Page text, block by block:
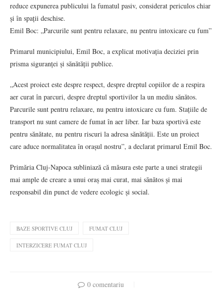
reduce expunerea publicului la fumatul pasiv, considerat periculos chiar
și în spații deschise.
Emil Boc: „Parcurile sunt pentru relaxare, nu pentru intoxicare cu fum”
Primarul municipiului, Emil Boc, a explicat motivația deciziei prin
prisma siguranței și sănătății publice.
„Acest proiect este despre respect, despre dreptul copiilor de a respira
aer curat în parcuri, despre dreptul sportivilor la un mediu sănătos.
Parcurile sunt pentru relaxare, nu pentru intoxicare cu fum. Stațiile de
transport nu sunt camere de fumat în aer liber. Iar baza sportivă este
pentru sănătate, nu pentru riscuri la adresa sănătății. Este un proiect
care aduce normalitatea în orașul nostru”, a declarat primarul Emil Boc.
Primăria Cluj-Napoca subliniază că măsura este parte a unei strategii
mai ample de creare a unui oraș mai curat, mai sănătos și mai
responsabil din punct de vedere ecologic și social.
BAZE SPORTIVE CLUJ FUMAT CLUJ
INTERZICERE FUMAT CLUJ
0 comentariu